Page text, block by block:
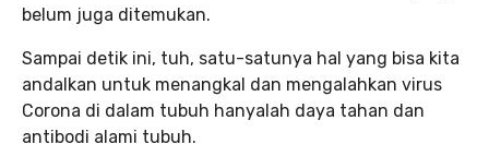
belum juga ditemukan.
Sampai detik ini, tuh, satu-satunya hal yang bisa kita
andalkan untuk menangkal dan mengalahkan virus
Corona di dalam tubuh hanyalah daya tahan dan
antibodi alami tubuh.